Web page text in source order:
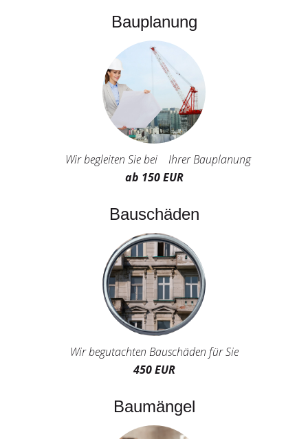
Bauplanung
Wir begleiten Sie bei Ihrer Bauplanung
ab 150 EUR
Bauschäden
Wir begutachten Bauschäden für Sie
450 EUR
Baumängel